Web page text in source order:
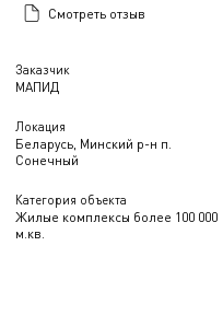
Заказчик
МАПИД
Локация
Беларусь, Минский р-н п.
Сонечный
Категория объекта
Жилые комплексы более 100 000
м.кв.
Смотреть отзыв